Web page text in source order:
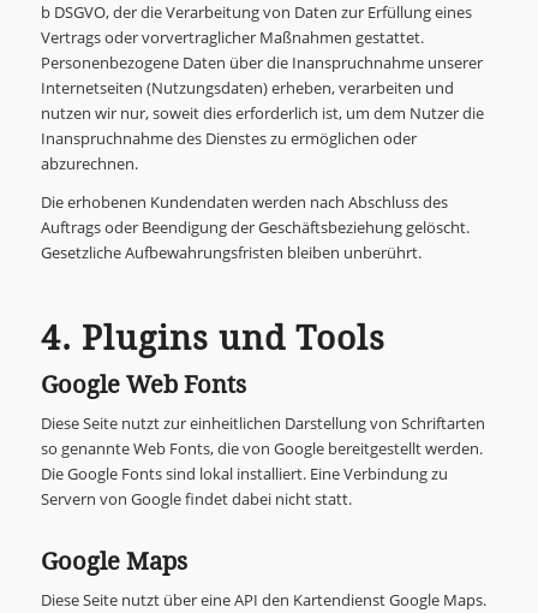
b DSGVO, der die Verarbeitung von Daten zur Erfüllung eines
Vertrags oder vorvertraglicher Maßnahmen gestattet.
Personenbezogene Daten über die Inanspruchnahme unserer
Internetseiten (Nutzungsdaten) erheben, verarbeiten und
nutzen wir nur, soweit dies erforderlich ist, um dem Nutzer die
Inanspruchnahme des Dienstes zu ermöglichen oder
abzurechnen.
Die erhobenen Kundendaten werden nach Abschluss des
Auftrags oder Beendigung der Geschäftsbeziehung gelöscht.
Gesetzliche Aufbewahrungsfristen bleiben unberührt.
4. Plugins und Tools
Google Web Fonts
Diese Seite nutzt zur einheitlichen Darstellung von Schriftarten
so genannte Web Fonts, die von Google bereitgestellt werden.
Die Google Fonts sind lokal installiert. Eine Verbindung zu
Servern von Google findet dabei nicht statt.
Google Maps
Diese Seite nutzt über eine API den Kartendienst Google Maps.